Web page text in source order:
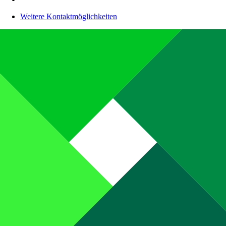
Weitere Kontaktmöglichkeiten